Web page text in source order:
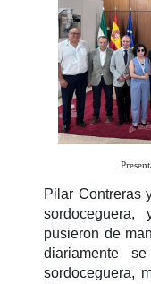
Pilar Contreras
sordoceguera,
pusieron de
diariamente
sordoceguera,